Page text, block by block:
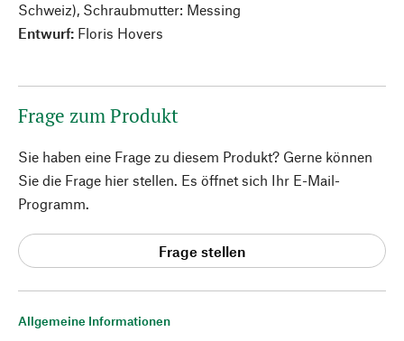
Allgemeine Informationen
Schweiz), Schraubmutter: Messing
Entwurf: Floris Hovers
Frage zum Produkt
Sie haben eine Frage zu diesem Produkt? Gerne können
Sie die Frage hier stellen. Es öffnet sich Ihr E-Mail-
Programm.
Frage stellen